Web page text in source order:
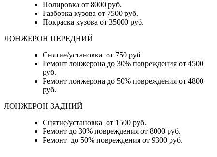
Полировка от 8000 руб.
Разборка кузова от 7500 руб.
Покраска кузова от 35000 руб.
ЛОНЖЕРОН ПЕРЕДНИЙ
Снятие/установка от 750 руб.
Ремонт лонжерона до 30% повреждения от 4500
руб.
Ремонт лонжерона до 50% повреждения от 4800
руб.
ЛОНЖЕРОН ЗАДНИЙ
Снятие/установка от 1500 руб.
Ремонт до 30% повреждения от 8000 руб.
Ремонт до 50% повреждения от 9300 руб.